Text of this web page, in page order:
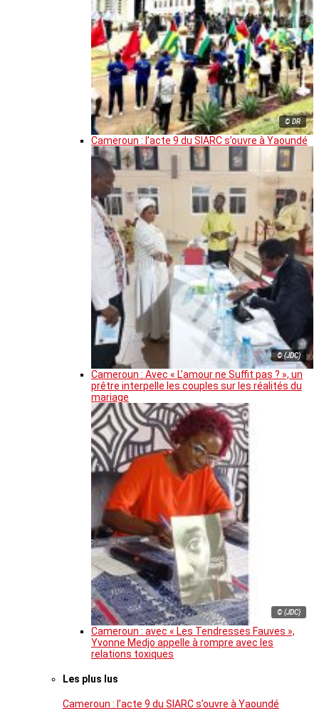
© DR
Cameroun : l’acte 9 du SIARC s’ouvre à Yaoundé
© (JDC)
Cameroun : Avec « L’amour ne Suffit pas ? », un
prêtre interpelle les couples sur les réalités du
mariage
© (JDC)
Cameroun : avec « Les Tendresses Fauves »,
Yvonne Medjo appelle à rompre avec les
relations toxiques
Les plus lus
Cameroun : l’acte 9 du SIARC s’ouvre à Yaoundé